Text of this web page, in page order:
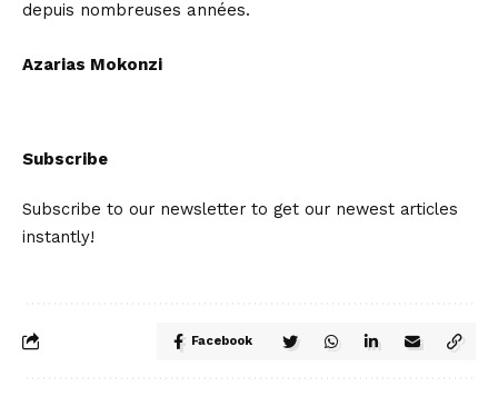
depuis nombreuses années.
Azarias Mokonzi
Subscribe
Subscribe to our newsletter to get our newest articles
instantly!
Facebook